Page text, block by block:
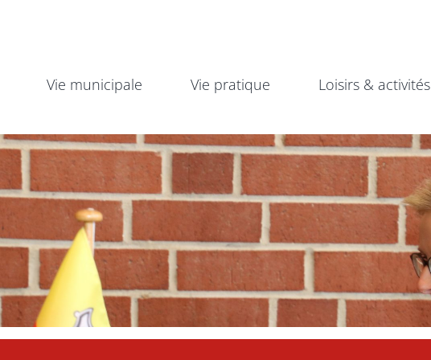
Vie municipale Vie pratique Loisirs & activités